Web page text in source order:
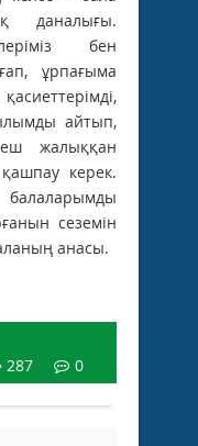
даналығы.
бен
ұрпағыма
айтып,
жалыққан
керек.
сеземін
анасы.
287 0